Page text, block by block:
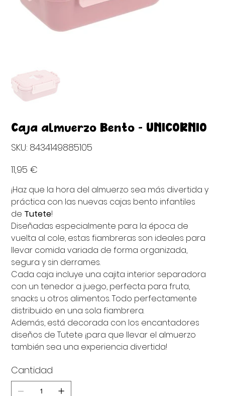
Caja almuerzo Bento - UNICORNIO
SKU: 8434149885105
8434149885105
11,95 €
¡Haz que la hora del almuerzo sea más divertida y
práctica con las nuevas cajas bento infantiles
de Tutete!
Diseñadas especialmente para la época de
vuelta al cole, estas fiambreras son ideales para
llevar comida variada de forma organizada,
segura y sin derrames.
Cada caja incluye una cajita interior separadora
con un tenedor a juego, perfecta para fruta,
snacks u otros alimentos. Todo perfectamente
distribuido en una sola fiambrera.
Además, está decorada con los encantadores
diseños de Tutete ¡para que llevar el almuerzo
también sea una experiencia divertida!
Cantidad